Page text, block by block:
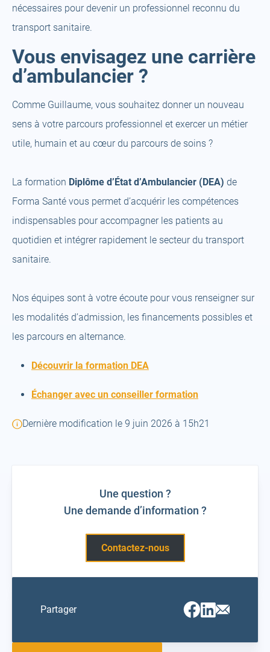
nécessaires pour devenir un professionnel reconnu du
transport sanitaire.
Vous envisagez une carrière
d’ambulancier ?
Comme Guillaume, vous souhaitez donner un nouveau
sens à votre parcours professionnel et exercer un métier
utile, humain et au cœur du parcours de soins ?
La formation Diplôme d’État d’Ambulancier (DEA) de
Forma Santé vous permet d’acquérir les compétences
indispensables pour accompagner les patients au
quotidien et intégrer rapidement le secteur du transport
sanitaire.
Nos équipes sont à votre écoute pour vous renseigner sur
les modalités d’admission, les financements possibles et
les parcours en alternance.
Découvrir la formation DEA(open
tab)
Échanger avec un conseiller formation(open
Dernière modification le 9 juin 2026 à 15h21
Une question ?
Une demande d’information ?
Contactez-nous
Partager
Facebook
(ouvrir
nouvel
Linkedin
(ouvrir
nouvel
Email
(ouvrir
nouvel